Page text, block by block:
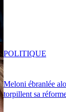
Meloni ébranlée
torpillent sa
POLITIQUE